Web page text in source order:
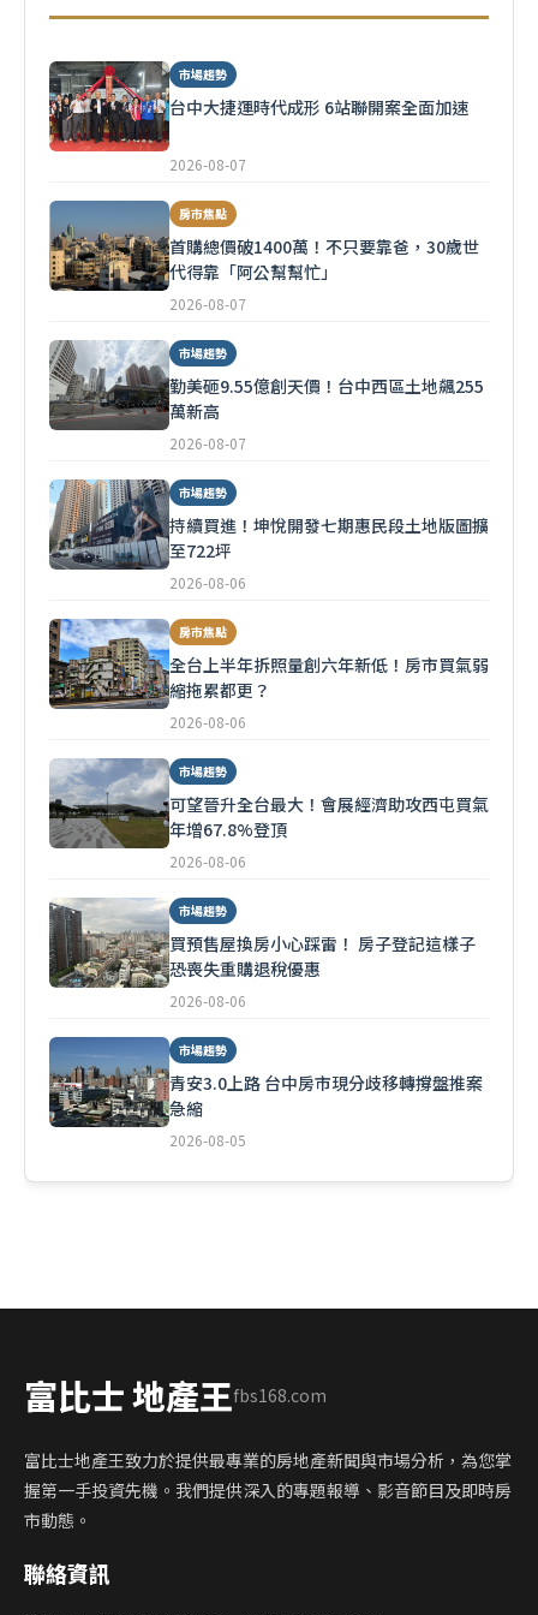
市場趨勢
台中大捷運時代成形 6站聯開案全面加速
2026-08-07
房市焦點
首購總價破1400萬！不只要靠爸，30歲世
代得靠「阿公幫幫忙」
2026-08-07
市場趨勢
勤美砸9.55億創天價！台中西區土地飆255
萬新高
2026-08-07
市場趨勢
持續買進！坤悅開發七期惠民段土地版圖擴
至722坪
2026-08-06
房市焦點
全台上半年拆照量創六年新低！房市買氣弱
縮拖累都更？
2026-08-06
市場趨勢
可望晉升全台最大！會展經濟助攻西屯買氣
年增67.8%登頂
2026-08-06
市場趨勢
買預售屋換房小心踩雷！ 房子登記這樣子
恐喪失重購退稅優惠
2026-08-06
市場趨勢
青安3.0上路 台中房市現分歧移轉撐盤推案
急縮
2026-08-05
富比士 地產王fbs168.com
富比士地產王致力於提供最專業的房地產新聞與市場分析，為您掌
握第一手投資先機。我們提供深入的專題報導、影音節目及即時房
市動態。
聯絡資訊